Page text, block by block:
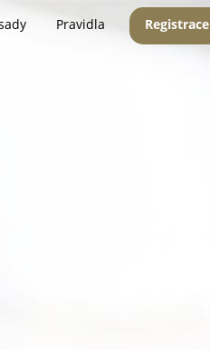
Pravidla Registrace